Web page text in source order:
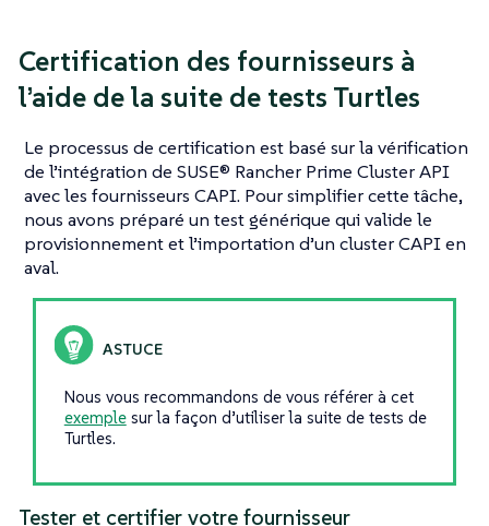
Certification des fournisseurs à
l’aide de la suite de tests Turtles
Le processus de certification est basé sur la vérification
de l’intégration de SUSE® Rancher Prime Cluster API
avec les fournisseurs CAPI. Pour simplifier cette tâche,
nous avons préparé un test générique qui valide le
provisionnement et l’importation d’un cluster CAPI en
aval.
Nous vous recommandons de vous référer à cet
exemplesur la façon d’utiliser la suite de tests de
Turtles.
Tester et certifier votre fournisseur